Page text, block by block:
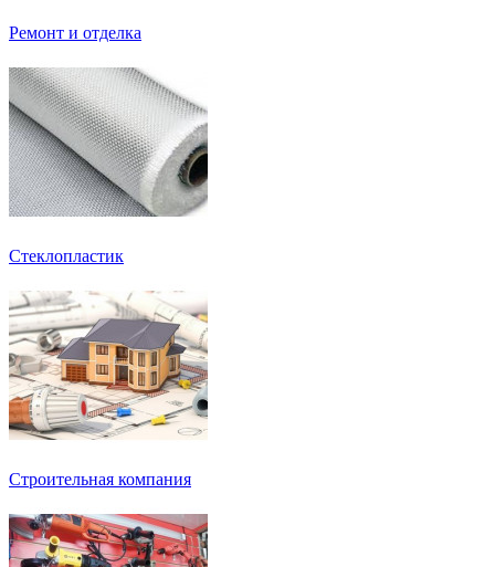
Ремонт и отделка
Стеклопластик
Строительная компания